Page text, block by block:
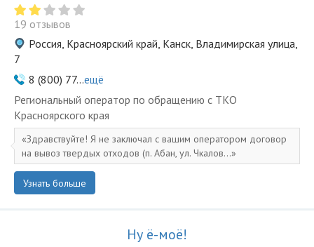
19 отзывов
Россия, Красноярский край, Канск, Владимирская улица,
7
8 (800) 77...ещё
Региональный оператор по обращению с ТКО
Красноярского края
Здравствуйте! Я не заключал с вашим оператором договор
на вывоз твердых отходов (п. Абан, ул. Чкалов...
Узнать больше
Ну ё-моё!